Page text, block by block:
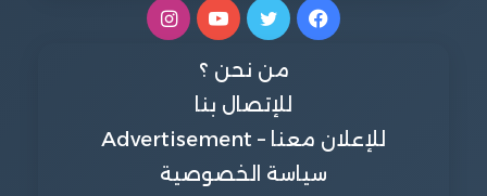
فيسبوكتويتر يوتيوبانستقرام
من نحن ؟
للإتصال بنا
للإعلان معنا – Advertisement
سياسة الخصوصية